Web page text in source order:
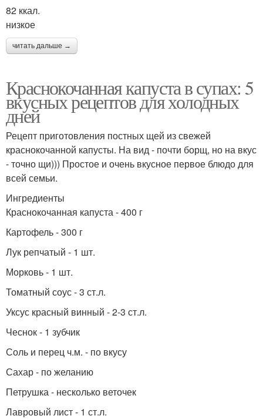
82 ккал.
низкое
читать дальше →
Краснокочанная капуста в супах: 5
вкусных рецептов для холодных
дней
Рецепт приготовления постных щей из свежей
краснокочанной капусты. На вид - почти борщ, но на вкус
- точно щи))) Простое и очень вкусное первое блюдо для
всей семьи.
Ингредиенты
Краснокочанная капуста - 400 г
Картофель - 300 г
Лук репчатый - 1 шт.
Морковь - 1 шт.
Томатный соус - 3 ст.л.
Уксус красный винный - 2-3 ст.л.
Чеснок - 1 зубчик
Соль и перец ч.м. - по вкусу
Сахар - по желанию
Петрушка - несколько веточек
Лавровый лист - 1 ст.л.